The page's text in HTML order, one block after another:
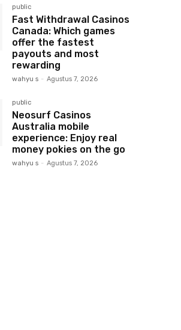
public
Fast Withdrawal Casinos
Canada: Which games
offer the fastest
payouts and most
rewarding
wahyu s - Agustus 7, 2026
public
Neosurf Casinos
Australia mobile
experience: Enjoy real
money pokies on the go
wahyu s - Agustus 7, 2026